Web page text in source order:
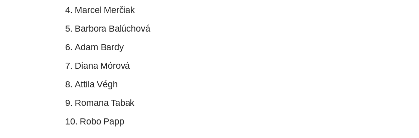
Marcel Merčiak
Barbora Balúchová
Adam Bardy
Diana Mórová
Attila Végh
Romana Tabak
Robo Papp